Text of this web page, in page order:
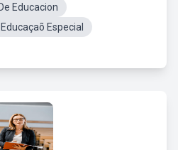
Educacion
Especial